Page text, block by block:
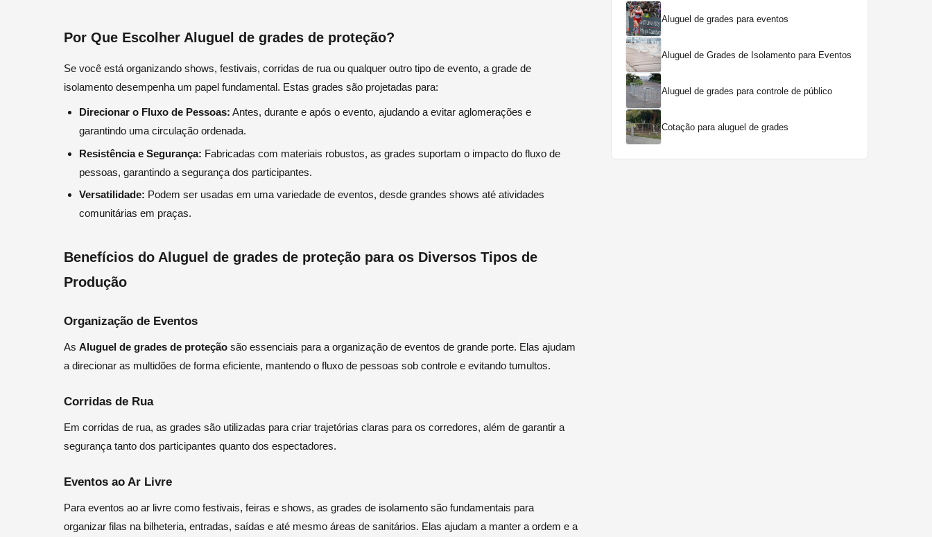
Por Que Escolher Aluguel de grades de proteção?
Se você está organizando shows, festivais, corridas de rua ou qualquer outro tipo de evento, a grade de
isolamento desempenha um papel fundamental. Estas grades são projetadas para:
Direcionar o Fluxo de Pessoas: Antes, durante e após o evento, ajudando a evitar aglomerações e
garantindo uma circulação ordenada.
Resistência e Segurança: Fabricadas com materiais robustos, as grades suportam o impacto do fluxo de
pessoas, garantindo a segurança dos participantes.
Versatilidade: Podem ser usadas em uma variedade de eventos, desde grandes shows até atividades
comunitárias em praças.
Benefícios do Aluguel de grades de proteção para os Diversos Tipos de
Produção
Organização de Eventos
As Aluguel de grades de proteção são essenciais para a organização de eventos de grande porte. Elas ajudam
a direcionar as multidões de forma eficiente, mantendo o fluxo de pessoas sob controle e evitando tumultos.
Corridas de Rua
Em corridas de rua, as grades são utilizadas para criar trajetórias claras para os corredores, além de garantir a
segurança tanto dos participantes quanto dos espectadores.
Eventos ao Ar Livre
Para eventos ao ar livre como festivais, feiras e shows, as grades de isolamento são fundamentais para
organizar filas na bilheteria, entradas, saídas e até mesmo áreas de sanitários. Elas ajudam a manter a ordem e a
Aluguel de grades para eventos
Aluguel de Grades de Isolamento para Eventos
Aluguel de grades para controle de público
Cotação para aluguel de grades